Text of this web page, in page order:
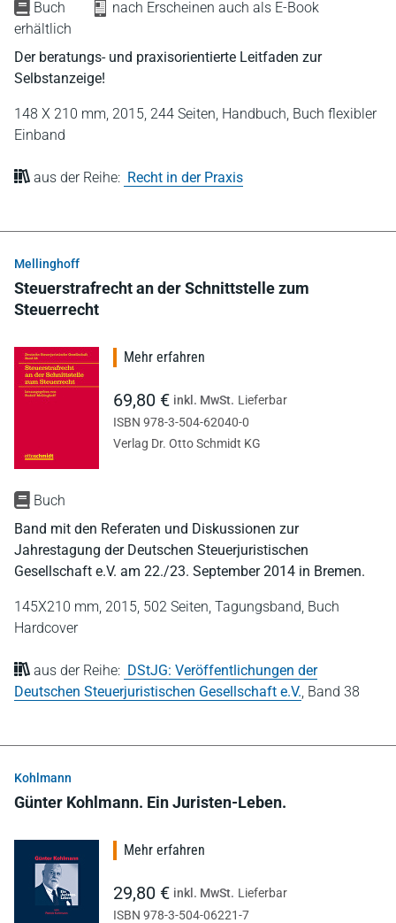
Buch
nach Erscheinen auch als E-Book
erhältlich
Der beratungs- und praxisorientierte Leitfaden zur
Selbstanzeige!
148 X 210 mm, 2015, 244 Seiten, Handbuch, Buch flexibler
Einband
aus der Reihe: Recht in der Praxis
Mellinghoff
Steuerstrafrecht an der Schnittstelle zum
Steuerrecht
Buch
Band mit den Referaten und Diskussionen zur
Jahrestagung der Deutschen Steuerjuristischen
Gesellschaft e.V. am 22./23. September 2014 in Bremen.
145X210 mm, 2015, 502 Seiten, Tagungsband, Buch
Hardcover
aus der Reihe: DStJG: Veröffentlichungen der
Deutschen Steuerjuristischen Gesellschaft e.V. Band 38
Mehr erfahren
69,80 € inkl. MwSt. Lieferbar
ISBN 978-3-504-62040-0
Verlag Dr. Otto Schmidt KG
Kohlmann
Günter Kohlmann. Ein Juristen-Leben.
Mehr erfahren
29,80 € inkl. MwSt. Lieferbar
ISBN 978-3-504-06221-7